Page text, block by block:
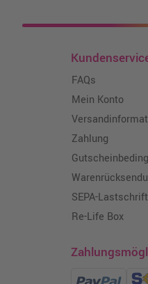
FAQs
Mein Konto
Zahlung
SEPA-Lastschrift
Re-Life Box